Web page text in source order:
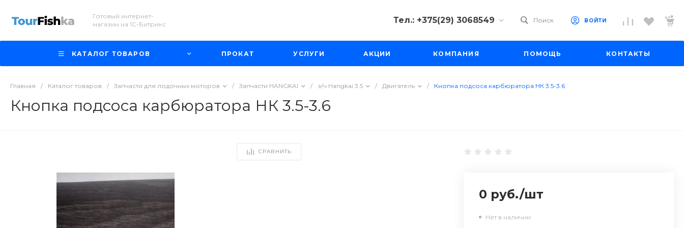
Готовый интернет-
магазин на 1С-Битрикс
Тел.: +375(29) 3068549
Минск, Пр-д
Пт-Вс с 11:00 до 19:00
Поиск ВОЙТИ
КАТАЛОГ ТОВАРОВ ПРОКАТ УСЛУГИ АКЦИИ КОМПАНИЯ ПОМОЩЬ КОНТАКТЫ
Главная / Каталог товаров / Запчасти для лодочных моторов / Запчасти HANGKAI / з/ч Hangkai 3.5 / Двигатель / Кнопка подсоса карбюратора НК 3.5-3.6
Кнопка подсоса карбюратора НК 3.5-3.6
СРАВНИТЬ
0 руб./шт
Нет в наличии